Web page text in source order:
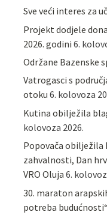
Sve veći interes za
Projekt dodjele
2026. godini 6.
Održane Bazenske
Vatrogasci s
otoku 6. kolovoza
Kutina obilježila
kolovoza 2026.
Popovača obilježila
zahvalnosti, Dan
VRO Oluja 6.
30. maraton
potreba budućnosti“